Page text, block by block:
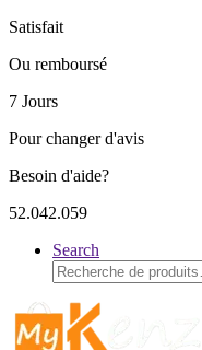
Satisfait
Ou remboursé
7 Jours
Pour changer d'avis
Besoin d'aide?
52.042.059
Search
Recherche
pour :